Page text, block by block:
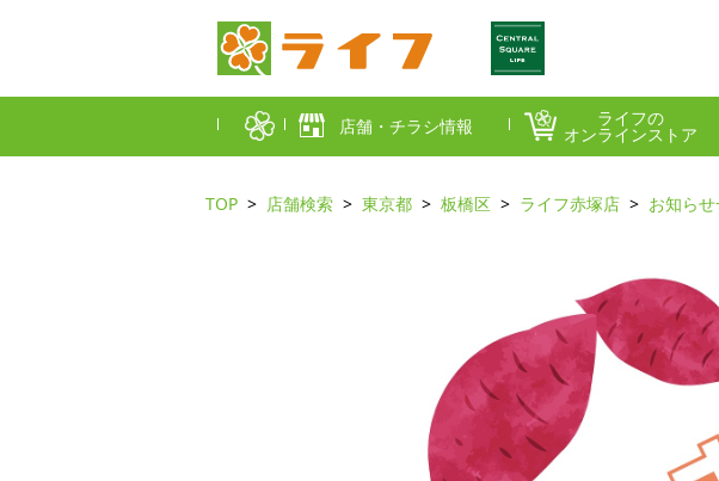
店舗・チラシ情報
大阪府
ライフの
オンラインストア
TOP 店舗検索 東京都 板橋区 ライフ赤塚店 お知ら